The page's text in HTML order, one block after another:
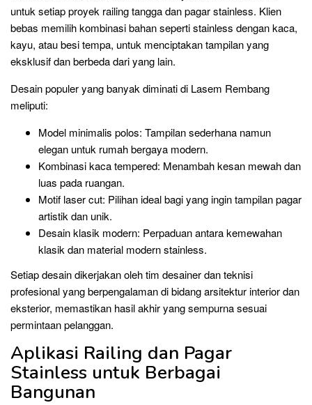
untuk setiap proyek railing tangga dan pagar stainless. Klien
bebas memilih kombinasi bahan seperti stainless dengan kaca,
kayu, atau besi tempa, untuk menciptakan tampilan yang
eksklusif dan berbeda dari yang lain.
Desain populer yang banyak diminati di Lasem Rembang
meliputi:
Model minimalis polos: Tampilan sederhana namun
elegan untuk rumah bergaya modern.
Kombinasi kaca tempered: Menambah kesan mewah dan
luas pada ruangan.
Motif laser cut: Pilihan ideal bagi yang ingin tampilan pagar
artistik dan unik.
Desain klasik modern: Perpaduan antara kemewahan
klasik dan material modern stainless.
Setiap desain dikerjakan oleh tim desainer dan teknisi
profesional yang berpengalaman di bidang arsitektur interior dan
eksterior, memastikan hasil akhir yang sempurna sesuai
permintaan pelanggan.
Aplikasi Railing dan Pagar
Stainless untuk Berbagai
Bangunan